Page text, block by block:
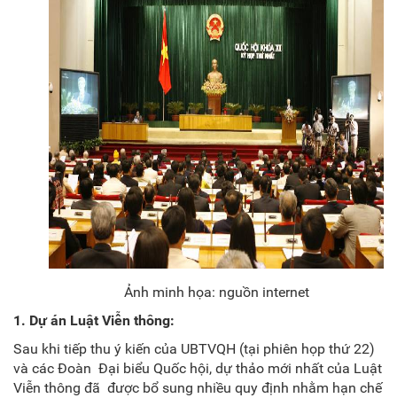
Ảnh minh họa: nguồn internet
1. Dự án Luật Viễn thông:
Sau khi tiếp thu ý kiến của UBTVQH (tại phiên họp thứ 22)
và các Đoàn Đại biểu Quốc hội, dự thảo mới nhất của Luật
Viễn thông đã được bổ sung nhiều quy định nhằm hạn chế